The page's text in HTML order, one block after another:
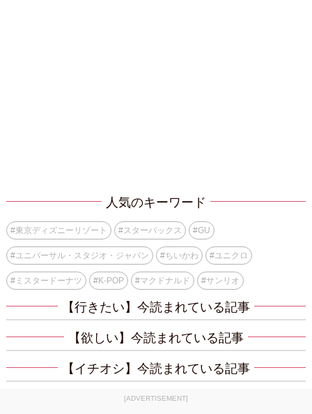
人気のキーワード
#東京ディズニーリゾート #スターバックス #GU
#ユニバーサル・スタジオ・ジャパン #ちいかわ #ユニクロ
#ミスタードーナツ #K-POP #マクドナルド #サンリオ
【行きたい】今読まれている記事
【欲しい】今読まれている記事
【イチオシ】今読まれている記事
[ADVERTISEMENT]